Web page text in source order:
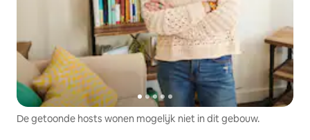
De getoonde hosts wonen mogelijk niet in dit gebouw.